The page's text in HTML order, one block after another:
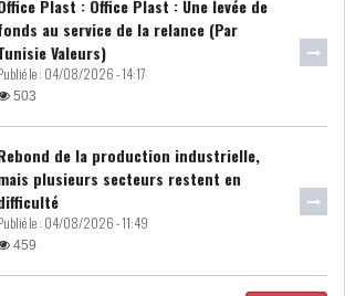
Plast : Office Plast : Une levée de
au service de la relance (Par
Valeurs)
le : 04/08/2026 - 14:17
503
de la production industrielle,
plusieurs secteurs restent en
le : 04/08/2026 - 11:49
459